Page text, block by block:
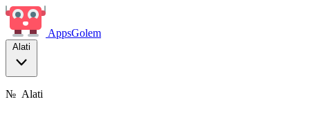
AppsGolem
Alati
№ Alati